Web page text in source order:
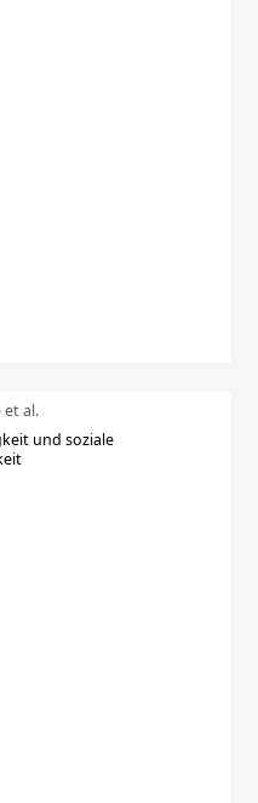
et al.
und soziale